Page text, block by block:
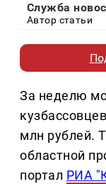
Служба
Автор статьи
За неделю
млн рублей.
областной
портал РИА